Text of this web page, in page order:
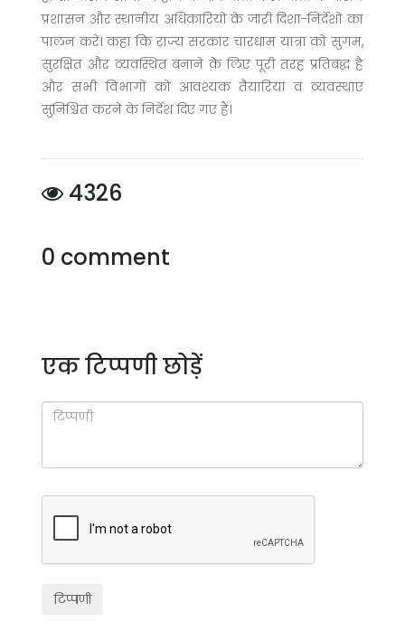
प्रशासन और स्थानीय अधिकारियों के जारी दिशा-निर्देशों का
पालन करें। कहा कि राज्य सरकार चारधाम यात्रा को सुगम,
सुरक्षित और व्यवस्थित बनाने के लिए पूरी तरह प्रतिबद्ध है
और सभी विभागों को आवश्यक तैयारियां व व्यवस्थाएं
सुनिश्चित करने के निर्देश दिए गए हैं।
4326
0 comment
एक टिप्पणी छोड़ें